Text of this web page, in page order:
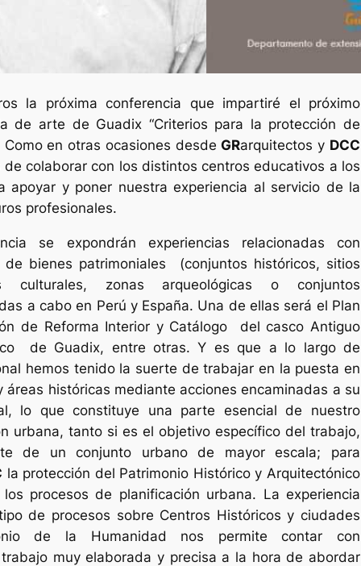
la próxima conferencia que impartiré el próximo
de arte de Guadix “Criterios para la protección de
Como en otras ocasiones desdeGRarquitectos y DCC
colaborar con los distintos centros educativos a los
apoyar y poner nuestra experiencia al servicio de la
profesionales.
se expondrán experiencias relacionadas con
de bienes patrimoniales (conjuntos históricos, sitios
culturales, zonas arqueológicas o conjuntos
a cabo en Perú y España. Una de ellas será el Plan
de Reforma Interior y Catálogo del casco Antiguo
de Guadix, entre otras. Y es que a lo largo de
hemos tenido la suerte de trabajar en la puesta en
áreas históricas mediante acciones encaminadas a su
lo que constituye una parte esencial de nuestro
urbana, tanto si es el objetivo específico del trabajo,
de un conjunto urbano de mayor escala; para
la protección del Patrimonio Histórico y Arquitectónico
procesos de planificación urbana. La experiencia
de procesos sobre Centros Históricos y ciudades
de la Humanidad nos permite contar con
muy elaborada y precisa a la hora de abordar